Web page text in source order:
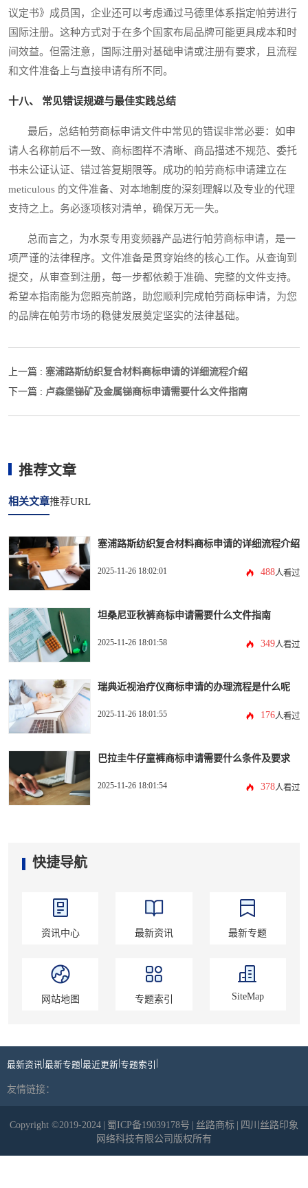
议定书》成员国，企业还可以考虑通过马德里体系指定帕劳进行
国际注册。这种方式对于在多个国家布局品牌可能更具成本和时
间效益。但需注意，国际注册对基础申请或注册有要求，且流程
和文件准备上与直接申请有所不同。
十八、 常见错误规避与最佳实践总结
最后，总结帕劳商标申请文件中常见的错误非常必要：如申
请人名称前后不一致、商标图样不清晰、商品描述不规范、委托
书未公证认证、错过答复期限等。成功的帕劳商标申请建立在
meticulous 的文件准备、对本地制度的深刻理解以及专业的代理
支持之上。务必逐项核对清单，确保万无一失。
总而言之，为水泵专用变频器产品进行帕劳商标申请，是一
项严谨的法律程序。文件准备是贯穿始终的核心工作。从查询到
提交，从审查到注册，每一步都依赖于准确、完整的文件支持。
希望本指南能为您照亮前路，助您顺利完成帕劳商标申请，为您
的品牌在帕劳市场的稳健发展奠定坚实的法律基础。
上一篇 : 塞浦路斯纺织复合材料商标申请的详细流程介绍
下一篇 : 卢森堡锑矿及金属锑商标申请需要什么文件指南
推荐文章
相关文章推荐URL
塞浦路斯纺织复合材料商标申请的详细流程介绍
2025-11-26 18:02:01 488人看过
坦桑尼亚秋裤商标申请需要什么文件指南
2025-11-26 18:01:58 349人看过
瑞典近视治疗仪商标申请的办理流程是什么呢
2025-11-26 18:01:55 176人看过
巴拉圭牛仔童裤商标申请需要什么条件及要求
2025-11-26 18:01:54 378人看过
快捷导航
资讯中心 最新资讯 最新专题
网站地图 专题索引 SiteMap
最新资讯 最新专题 最近更新 专题索引
友情链接：
Copyright ©2019-2024 蜀ICP备19039178号 丝路商标
四川丝路印象
网络科技有限公司版权所有